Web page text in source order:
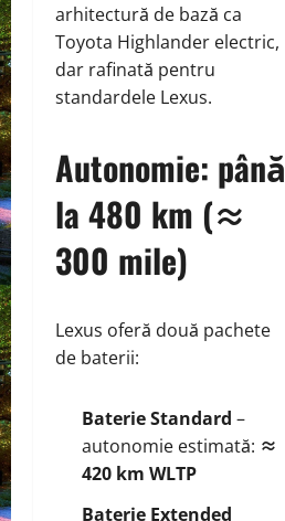
arhitectură de bază ca
Toyota Highlander electric,
dar rafinată pentru
standardele Lexus.
Autonomie: până
la 480 km (≈
300 mile)
Lexus oferă două pachete
de baterii:
Baterie Standard –
autonomie estimată: ≈
420 km WLTP
Baterie Extended